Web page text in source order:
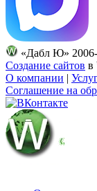
«Дабл Ю» 2006-
Создание сайтов в
О компании |
Соглашение на